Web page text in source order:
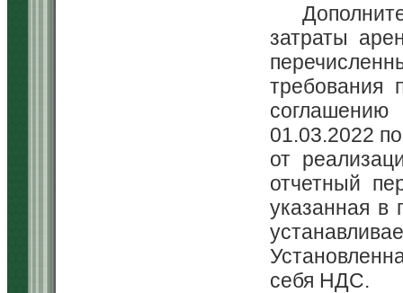
затраты
требования
01.03.2022
от
отчетный
указанная в
себя НДС.